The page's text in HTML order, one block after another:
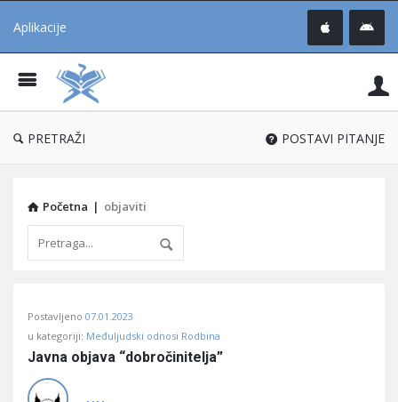
Aplikacije
®
PRETRAŽI POSTAVI PITANJE
Početna | objaviti
Učene
Latest
Postavljeno 07.01.2023
u kategoriji: Međuljudski odnosi Rodbina
Javna objava “dobročinitelja”